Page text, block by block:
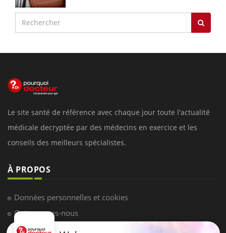
Le site santé de référence avec chaque jour toute l'actualité
médicale decryptée par des médecins en exercice et les
conseils des meilleurs spécialistes.
À PROPOS
Données personnelles et cookies
Qui sommes-nous
Conditions d'utilisation